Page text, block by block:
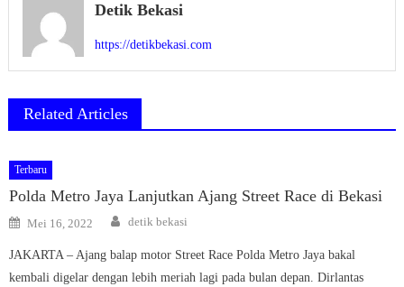
Detik Bekasi
https://detikbekasi.com
Related Articles
Terbaru
Polda Metro Jaya Lanjutkan Ajang Street Race di Bekasi
Posted
on
Mei 16, 2022 Author
detik bekasi
JAKARTA – Ajang balap motor Street Race Polda Metro Jaya bakal
kembali digelar dengan lebih meriah lagi pada bulan depan. Dirlantas